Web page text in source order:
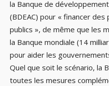
la Banque de
(BDEAC) pour « financer
publics », de même que les
la Banque mondiale (14
pour aider les
Quel que soit le scénario, la
toutes les mesures